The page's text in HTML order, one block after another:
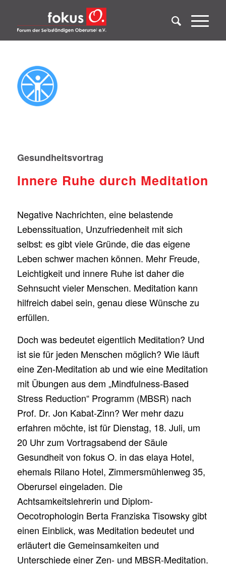
Gesundheitsvortrag
Innere Ruhe durch Meditation
Negative Nachrichten, eine belastende
Lebenssituation, Unzufriedenheit mit sich
selbst: es gibt viele Gründe, die das eigene
Leben schwer machen können. Mehr Freude,
Leichtigkeit und innere Ruhe ist daher die
Sehnsucht vieler Menschen. Meditation kann
hilfreich dabei sein, genau diese Wünsche zu
erfüllen.
Doch was bedeutet eigentlich Meditation? Und
ist sie für jeden Menschen möglich? Wie läuft
eine Zen-Meditation ab und wie eine Meditation
mit Übungen aus dem „Mindfulness-Based
Stress Reduction“ Programm (MBSR) nach
Prof. Dr. Jon Kabat-Zinn? Wer mehr dazu
erfahren möchte, ist für Dienstag, 18. Juli, um
20 Uhr zum Vortragsabend der Säule
Gesundheit von fokus O. in das elaya Hotel,
ehemals Rilano Hotel, Zimmersmühlenweg 35,
Oberursel eingeladen. Die
Achtsamkeitslehrerin und Diplom-
Oecotrophologin Berta Franziska Tisowsky gibt
einen Einblick, was Meditation bedeutet und
erläutert die Gemeinsamkeiten und
Unterschiede einer Zen- und MBSR-Meditation.